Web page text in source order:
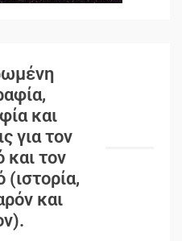
και
για τον
και τον
(ιστορία,
και